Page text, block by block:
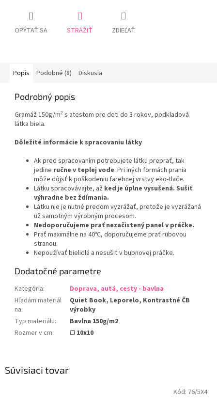
OPÝTAŤ SA STRÁŽIŤ ZDIEĽAŤ
Súvisiaci tovar
Kód: 76/5X4
Popis Podobné (8) Diskusia
Podrobný popis
Gramáž 150g/m2 s atestom pre deti do 3 rokov, podkladová
látka biela.
Dôležité informácie k spracovaniu látky
Ak pred spracovaním potrebujete látku preprať, tak
jedine ručne v teplej vode. Pri iných formách prania
môže dôjsť k poškodeniu farebnej vrstvy eko-tlače.
Látku spracovávajte, až keď je úplne vysušená. Sušiť
výhradne bez ždímania.
Látku nie je nutné predom vyzrážať, pretože je vyzrážaná
už samotným výrobným procesom.
Nedoporučujeme prať nezačistený panel v práčke.
Prať maximálne na 40ºC, doporučujeme prať rubovou
stranou.
Nepoužívať bielidlá a nesušiť v bubnovej práčke.
Dodatočné parametre
Kategória:
Doprava, autá, cesty - bavlna
Hľadám materiál
na:
Quiet Book, Leporelo, Kontrastné ČB
výrobky
Typ materiálu:
Bavlna 150g/m2
Rozmer v cm: ☐ 10x10